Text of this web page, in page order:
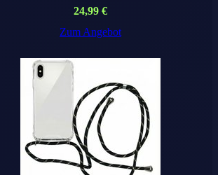
24,99 €
Zum Angebot